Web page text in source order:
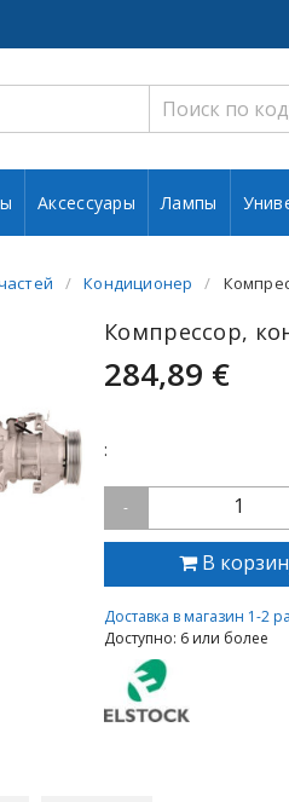
Аксессуары Лампы
Кондиционер
Компрессор,
284,89 €
:
- 1
В
Доставка в магазин 1-2
Доступно: 6 или более